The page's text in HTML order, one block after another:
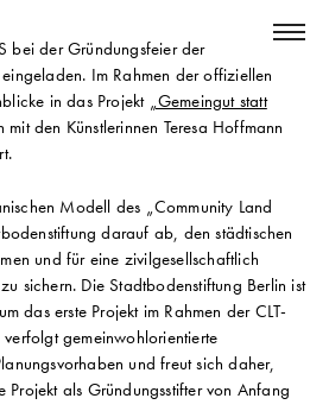
bei der Gründungsfeier der
eingeladen. Im Rahmen der offiziellen
in das Projekt „Gemeingut statt
den Künstlerinnen Teresa Hoffmann
Modell des „Community Land
darauf ab, den städtischen
und für eine zivilgesellschaftlich
sichern. Die Stadtbodenstiftung Berlin ist
das erste Projekt im Rahmen der CLT-
gemeinwohlorientierte
und freut sich daher,
Projekt als Gründungsstifter von Anfang